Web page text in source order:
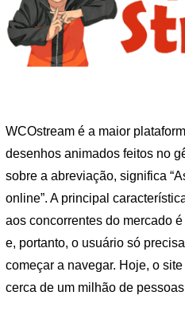
WCOstream é a maior
desenhos animados feitos no
sobre a abreviação, significa
online”. A principal
aos concorrentes do mercado
e, portanto, o usuário só
começar a navegar. Hoje, o
cerca de um milhão de